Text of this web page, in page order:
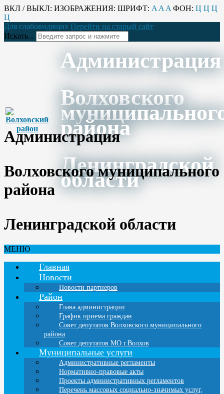
ВКЛ / ВЫКЛ: ИЗОБРАЖЕНИЯ: ШРИФТ: A A A ФОН: Ц Ц Ц
Ц
Для слабовидящих Перейти на старый сайт
Искать...
Администрация
Волховского
района
Ленинградской
области
Администрация
Волховского муниципального
района
Ленинградской области
МЕНЮ
Главная
Новости
Новости партнеров
Район
Глава администрации
График приема граждан
Совет депутатов Волховского муниципального
района
Совет депутатов МО г.Волхов
Муниципальные услуги
Административные регламенты
Нормативно-правовые акты
Проекты административных регламентов
Перечень массовых социально-значимых услуг,